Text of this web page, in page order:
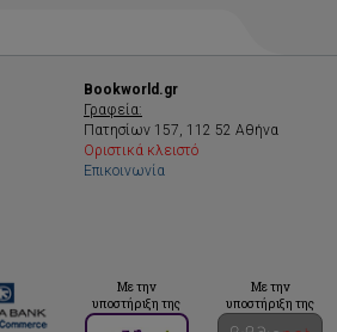
Bookworld.gr
Γραφεία:
Πατησίων 157, 112 52 Αθήνα
Οριστικά κλειστό
Επικοινωνία
Με την
υποστήριξη της
Με την
υποστήριξη της